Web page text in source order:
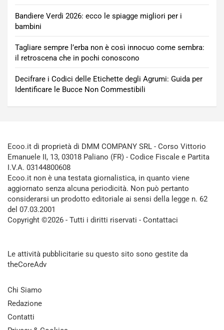
Bandiere Verdi 2026: ecco le spiagge migliori per i
bambini
Tagliare sempre l’erba non è così innocuo come sembra:
il retroscena che in pochi conoscono
Decifrare i Codici delle Etichette degli Agrumi: Guida per
Identificare le Bucce Non Commestibili
Ecoo.it di proprietà di DMM COMPANY SRL - Corso Vittorio
Emanuele II, 13, 03018 Paliano (FR) - Codice Fiscale e Partita
I.V.A. 03144800608
Ecoo.it non è una testata giornalistica, in quanto viene
aggiornato senza alcuna periodicità. Non può pertanto
considerarsi un prodotto editoriale ai sensi della legge n. 62
del 07.03.2001
Copyright ©2026 - Tutti i diritti riservati - Contattaci
Le attività pubblicitarie su questo sito sono gestite da
theCoreAdv
Chi Siamo
Redazione
Contatti